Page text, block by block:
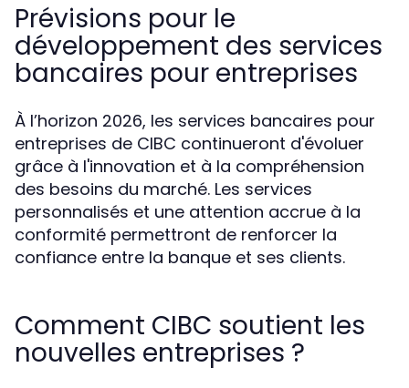
Prévisions pour le
développement des services
bancaires pour entreprises
À l’horizon 2026, les services bancaires pour
entreprises de CIBC continueront d'évoluer
grâce à l'innovation et à la compréhension
des besoins du marché. Les services
personnalisés et une attention accrue à la
conformité permettront de renforcer la
confiance entre la banque et ses clients.
Comment CIBC soutient les
nouvelles entreprises ?